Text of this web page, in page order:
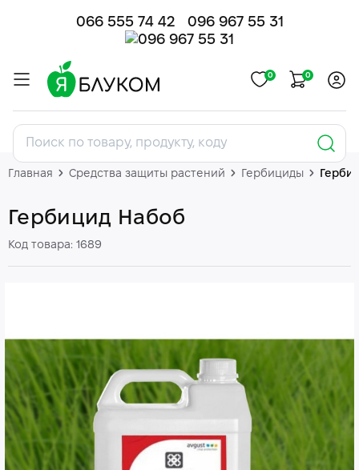
066 555 74 42 096 967 55 31
0 0
Главная Средства защиты растений Гербициды
Гербицид Набоб
Код товара: 1689